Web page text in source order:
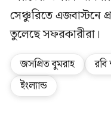
সেঞ্চুরিতে এজবাস্টনে
তুলেছে সফরকারীরা।
জসপ্রিত বুমরাহ রবি
ইংল্যান্ড